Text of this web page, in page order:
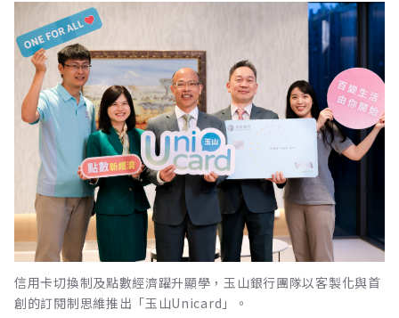
信用卡切換制及點數經濟躍升顯學，玉山銀行團隊以客製化與首
創的訂閱制思維推出「玉山Unicard」。